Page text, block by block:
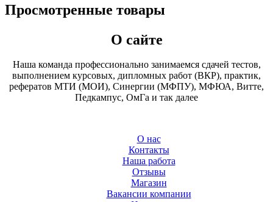
Просмотренные товары
О сайте
Наша команда профессионально занимаемся сдачей тестов,
выполнением курсовых, дипломных работ (ВКР), практик,
рефератов МТИ (МОИ), Синергии (МФПУ), МФЮА, Витте,
Педкампус, ОмГа и так далее
О нас
Контакты
Наша работа
Отзывы
Магазин
Вакансии компании